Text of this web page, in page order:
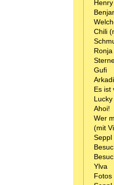
Chili
Ronja
Gufi
Es ist
Ahoi!
Wer
(mit
Seppl
Ylva
Fotos